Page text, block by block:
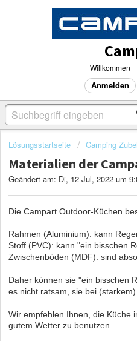
Willkommen
Anmelden
Lösungsstartseite Camping
Materialien der
Geändert am: Di, 12 Jul, 2022 um
Die Campart Outdoor-Küchen
Rahmen (Aluminium): kann
Stoff (PVC): kann "ein bisschen
Zwischenböden (MDF): sind
Daher können sie "ein bisschen
es nicht ratsam, sie bei
Wir empfehlen Ihnen, die Küche
gutem Wetter zu benutzen.